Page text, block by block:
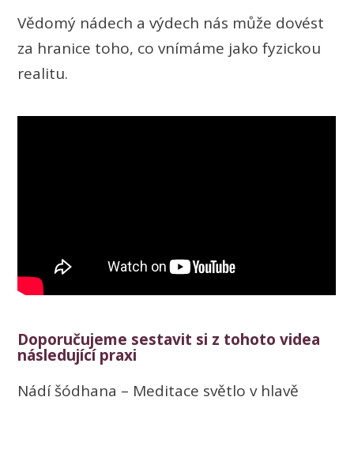
Vědomý nádech a výdech nás může dovést
za hranice toho, co vnímáme jako fyzickou
realitu.
Doporučujeme sestavit si z tohoto videa
následující praxi
Nádí šódhana – Meditace světlo v hlavě